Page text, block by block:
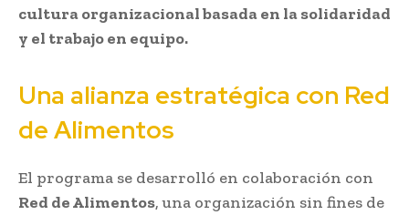
cultura organizacional basada en la solidaridad
y el trabajo en equipo.
Una alianza estratégica con Red
de Alimentos
El programa se desarrolló en colaboración con
Red de Alimentos, una organización sin fines de